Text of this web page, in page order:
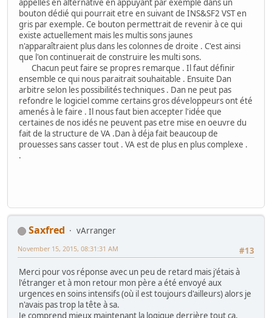
appellés en alternative en appuyant par exemple dans un
bouton dédié qui pourrait etre en suivant de INS&SF2 VST en
gris par exemple. Ce bouton permettrait de revenir à ce qui
existe actuellement mais les multis sons jaunes
n'apparaîtraient plus dans les colonnes de droite . C'est ainsi
que l'on continuerait de construire les multi sons.
Chacun peut faire se propres remarque . Il faut définir
ensemble ce qui nous paraitrait souhaitable . Ensuite Dan
arbitre selon les possibilités techniques . Dan ne peut pas
refondre le logiciel comme certains gros développeurs ont été
amenés à le faire . Il nous faut bien accepter l'idée que
certaines de nos idés ne peuvent pas etre mise en oeuvre du
fait de la structure de VA .Dan à déja fait beaucoup de
prouesses sans casser tout . VA est de plus en plus complexe .
.
Saxfred
vArranger
#13
November 15, 2015, 08:31:31 AM
Merci pour vos réponse avec un peu de retard mais j'étais à
l'étranger et à mon retour mon père a été envoyé aux
urgences en soins intensifs (où il est toujours d'ailleurs) alors je
n'avais pas trop la tête à sa.
Je comprend mieux maintenant la logique derrière tout ça.